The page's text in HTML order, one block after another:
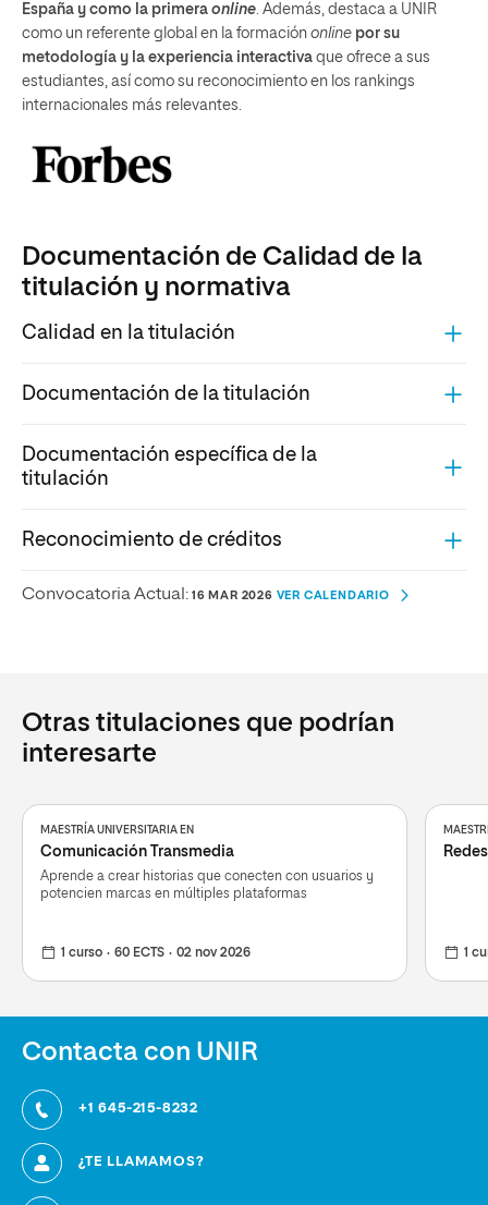
España y como la primera online . Además, destaca a UNIR
como un referente global en la formación online por su
metodología y la experiencia interactiva que ofrece a sus
estudiantes, así como su reconocimiento en los rankings
internacionales más relevantes.
Documentación de Calidad de la
titulación y normativa
Calidad en la titulación
Documentación de la titulación
Documentación específica de la
titulación
Reconocimiento de créditos
Convocatoria Actual: 16 MAR 2026 VER CALENDARIO
Otras titulaciones que podrían
interesarte
MAESTRÍA UNIVERSITARIA EN
Comunicación Transmedia
Aprende a crear historias que conecten con usuarios y
potencien marcas en múltiples plataformas
1 curso 60 ECTS 02 nov 2026 1
Contacta con UNIR
+1 645-215-8232
¿TE LLAMAMOS?